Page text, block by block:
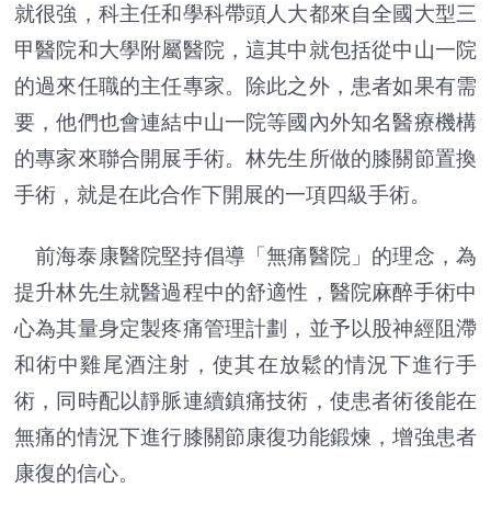
就很強，科主任和學科帶頭人大都來自全國大型三
甲醫院和大學附屬醫院，這其中就包括從中山一院
的過來任職的主任專家。除此之外，患者如果有需
要，他們也會連結中山一院等國內外知名醫療機構
的專家來聯合開展手術。林先生所做的膝關節置換
手術，就是在此合作下開展的一項四級手術。
前海泰康醫院堅持倡導「無痛醫院」的理念，為
提升林先生就醫過程中的舒適性，醫院麻醉手術中
心為其量身定製疼痛管理計劃，並予以股神經阻滯
和術中雞尾酒注射，使其在放鬆的情況下進行手
術，同時配以靜脈連續鎮痛技術，使患者術後能在
無痛的情況下進行膝關節康復功能鍛煉，增強患者
康復的信心。